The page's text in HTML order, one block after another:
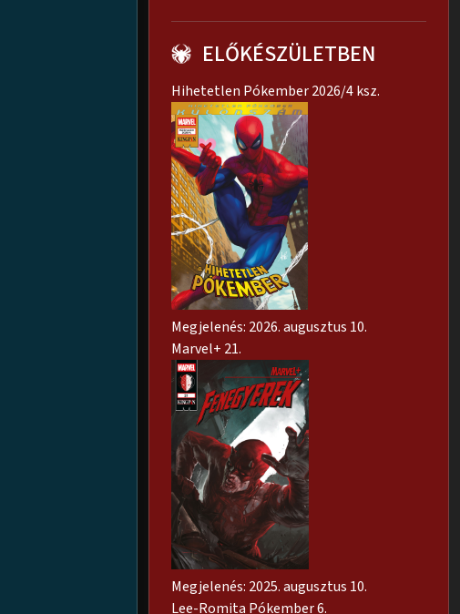
ELŐKÉSZÜLETBEN
Hihetetlen Pókember 2026/4 ksz.
Megjelenés: 2026. augusztus 10.
Marvel+ 21.
Megjelenés: 2025. augusztus 10.
Lee-Romita Pókember 6.